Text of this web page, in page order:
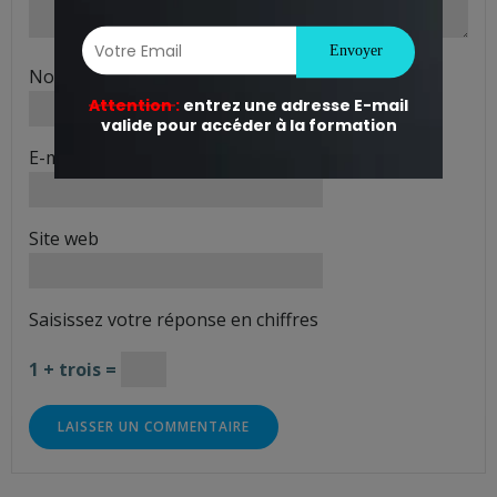
Nom
E-mail
Site web
Saisissez votre réponse en chiffres
1 + trois =